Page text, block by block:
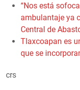
“Nos está
ambulantaje ya
Central de
Tlaxcoapan es
que se
crs